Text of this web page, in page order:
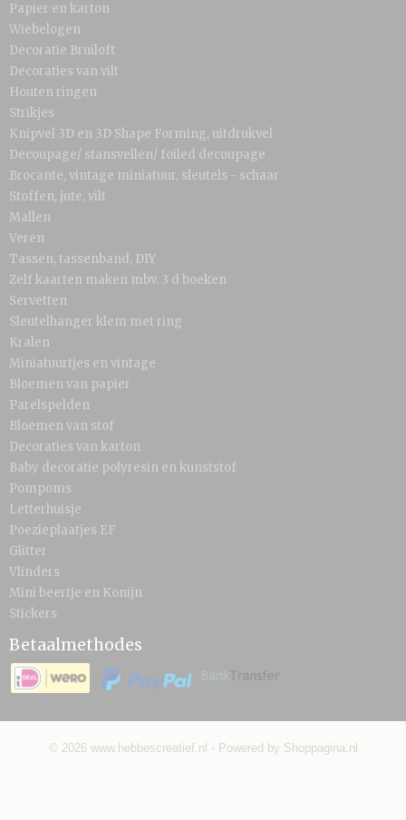
Papier en karton
Wiebelogen
Decoratie Bruiloft
Decoraties van vilt
Houten ringen
Strikjes
Knipvel 3D en 3D Shape Forming, uitdrukvel
Decoupage/ stansvellen/ foiled decoupage
Brocante, vintage miniatuur, sleutels - schaar
Stoffen, jute, vilt
Mallen
Veren
Tassen, tassenband, DIY
Zelf kaarten maken mbv. 3 d boeken
Servetten
Sleutelhanger klem met ring
Kralen
Miniatuurtjes en vintage
Bloemen van papier
Parelspelden
Bloemen van stof
Decoraties van karton
Baby decoratie polyresin en kunststof
Pompoms
Letterhuisje
Poezieplaatjes EF
Glitter
Vlinders
Mini beertje en Konijn
Stickers
Betaalmethodes
© 2026 www.hebbescreatief.nl - Powered by Shoppagina.nl